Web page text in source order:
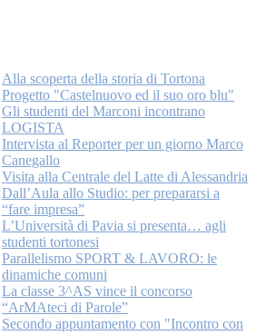
Alla scoperta della storia di Tortona
Progetto "Castelnuovo ed il suo oro blu"
Gli studenti del Marconi incontrano
LOGISTA
Intervista al Reporter per un giorno Marco
Canegallo
Visita alla Centrale del Latte di Alessandria
Dall’Aula allo Studio: per prepararsi a
“fare impresa”
L’Università di Pavia si presenta… agli
studenti tortonesi
Parallelismo SPORT & LAVORO: le
dinamiche comuni
La classe 3^AS vince il concorso
“ArMAteci di Parole”
Secondo appuntamento con "Incontro con